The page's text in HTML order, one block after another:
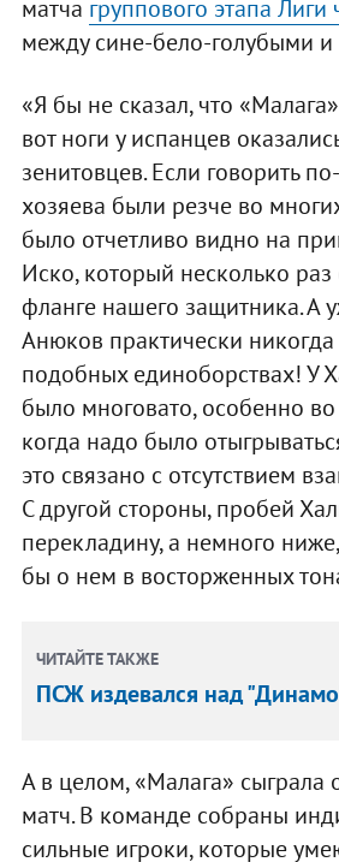
матча группового этапа
между сине-бело-голубыми и
«Я бы не сказал, что
вот ноги у испанцев
зенитовцев. Если говорить
хозяева были резче во
было отчетливо видно на
Иско, который несколько
фланге нашего защитника. А
Анюков практически никогда
подобных единоборствах! У
было многовато, особенно
когда надо было
это связано с отсутствием
С другой стороны, пробей
перекладину, а немного
бы о нем в восторженных
ЧИТАЙТЕ ТАКЖЕ
ПСЖ издевался над
А в целом, «Малага» сыграла
матч. В команде собраны
сильные игроки, которые